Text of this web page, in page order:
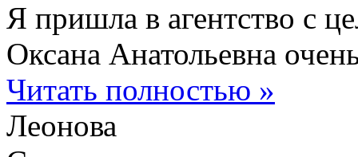
Я пришла в агентство с
Оксана Анатольевна
Читать полностью »
Леонова